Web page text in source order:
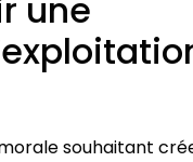
une
souhaitant